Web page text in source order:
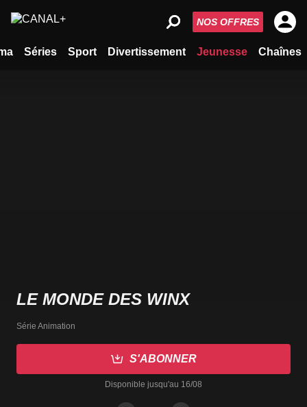
Séries Sport Divertissement Jeunesse Chaînes
NOS OFFRES
LE MONDE DES WINX
Série Animation
S'ABONNER
Disponible jusqu'au 16/08